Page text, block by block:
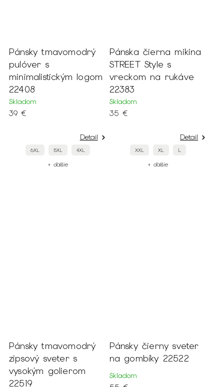
Pánsky tmavomodrý
pulóver s
minimalistickým logom
22408
Skladom
39 €
Detail
6XL 5XL 4XL
+ ďalšie
Pánska čierna mikina
STREET Style s
vreckom na rukáve
22383
Skladom
35 €
Detail
XXL XL L
+ ďalšie
Pánsky tmavomodrý
zipsový sveter s
vysokým golierom
22519
Pánsky čierny sveter
na gombíky 22522
Skladom